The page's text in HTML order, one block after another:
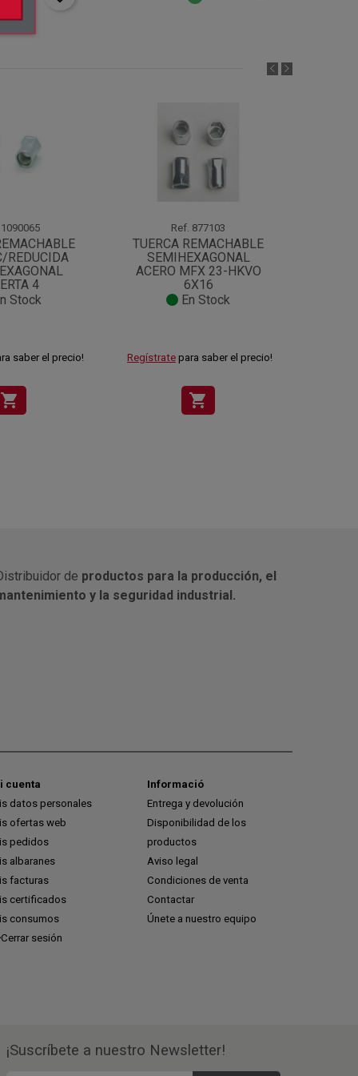
1090065
REDUCIDA
4
Stock
saber el precio!
shopping_cart
Ref. 877103
TUERCA REMACHABLE
SEMIHEXAGONAL
ACERO MFX 23-HKVO
6X16
En Stock
Regístrate para saber el precio!
shopping_cart
de productos para la producción, el
y la seguridad industrial.
cuenta
datos personales
ofertas web
pedidos
albaranes
facturas
certificados
consumos
Cerrar sesión
Informació
Entrega y devolución
Disponibilidad de los
productos
Aviso legal
Condiciones de venta
Contactar
Únete a nuestro equipo
¡Suscríbete a nuestro Newsletter!